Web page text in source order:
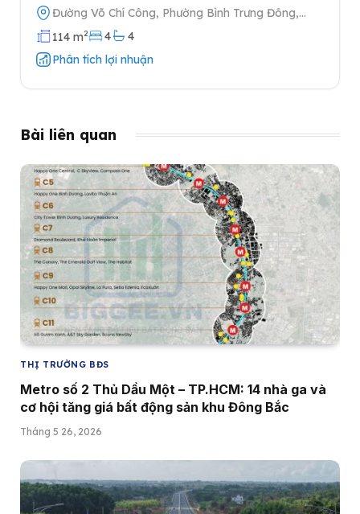
Đường Võ Chí Công, Phường Bình Trưng Đông,
Quận 2, Thành phố Hồ Chí Minh
114 m2 4
4
Phân tích lợi nhuận
Bài liên quan
THỊ TRƯỜNG BĐS
Metro số 2 Thủ Dầu Một – TP.HCM: 14 nhà ga và
cơ hội tăng giá bất động sản khu Đông Bắc
Tháng 5 26, 2026